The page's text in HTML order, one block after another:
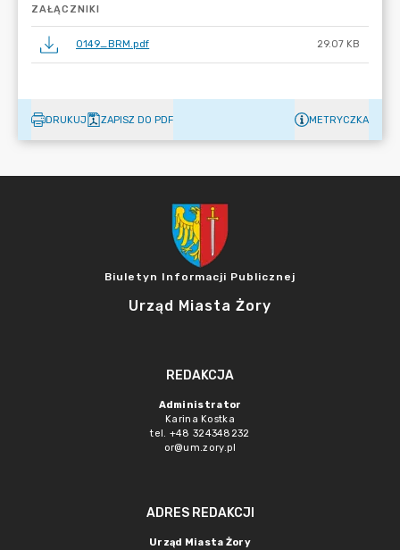
ZAŁĄCZNIKI
0149_BRM.pdf 29.07 KB
DRUKUJ ZAPISZ DO PDF METRYCZKA
Biuletyn Informacji Publicznej
Urząd Miasta Żory
REDAKCJA
Administrator
Karina Kostka
tel. +48 324348232
or@um.zory.pl
ADRES REDAKCJI
Urząd Miasta Żory